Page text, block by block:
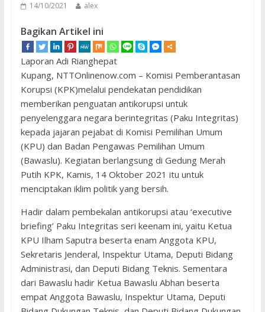
14/10/2021 alex
Bagikan Artikel ini
Laporan Adi Rianghepat
Kupang, NTTOnlinenow.com – Komisi Pemberantasan
Korupsi (KPK)melalui pendekatan pendidikan
memberikan penguatan antikorupsi untuk
penyelenggara negara berintegritas (Paku Integritas)
kepada jajaran pejabat di Komisi Pemilihan Umum
(KPU) dan Badan Pengawas Pemilihan Umum
(Bawaslu). Kegiatan berlangsung di Gedung Merah
Putih KPK, Kamis, 14 Oktober 2021 itu untuk
menciptakan iklim politik yang bersih.
Hadir dalam pembekalan antikorupsi atau ‘executive
briefing’ Paku Integritas seri keenam ini, yaitu Ketua
KPU Ilham Saputra beserta enam Anggota KPU,
Sekretaris Jenderal, Inspektur Utama, Deputi Bidang
Administrasi, dan Deputi Bidang Teknis. Sementara
dari Bawaslu hadir Ketua Bawaslu Abhan beserta
empat Anggota Bawaslu, Inspektur Utama, Deputi